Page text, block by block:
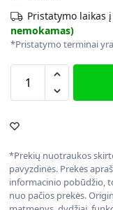
Pristatymo laikas
nemokamas)
*Pristatymo terminai
*Prekių nuotraukos
pavyzdinės. Prekės
informacinio pobūdžio,
nuo pačios prekės.